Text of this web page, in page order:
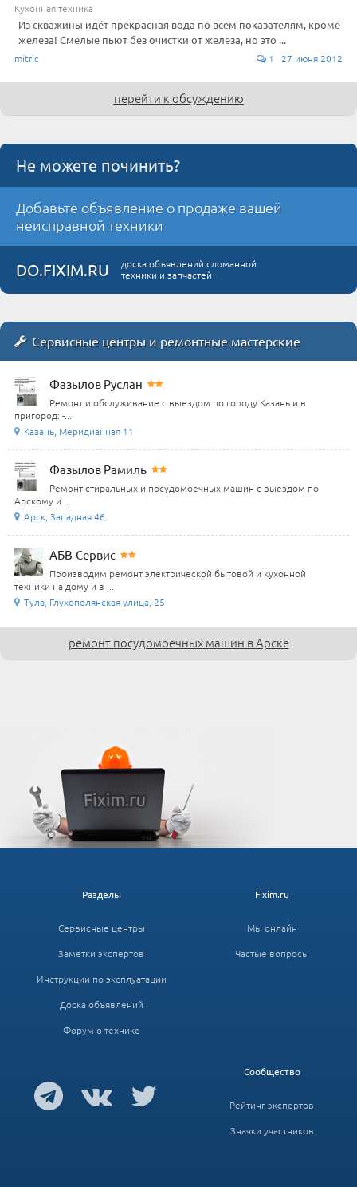
Кухонная техника
Из скважины идёт прекрасная вода по всем показателям, кроме
железа! Смелые пьют без очистки от железа, но это ...
mitric 1 27 июня 2012
перейти к обсуждению
Не можете починить?
Добавьте объявление о продаже вашей
неисправной техники
DO.FIXIM.RU
доска объявлений сломанной
техники и запчастей
Сервисные центры и ремонтные мастерские
Фазылов Руслан
Ремонт и обслуживание с выездом по городу Казань и в
пригород: -...
Казань, Меридианная 11
Фазылов Рамиль
Ремонт стиральных и посудомоечных машин с выездом по
Арскому и ...
Арск, Западная 46
АБВ-Сервис
Производим ремонт электрической бытовой и кухонной
техники на дому и в ...
Тула, Глухополянская улица, 25
ремонт посудомоечных машин в Арске
Fixim.ru
Мы онлайн
Частые вопросы
Разделы
Сервисные центры
Заметки экспертов
Инструкции по эксплуатации
Доска объявлений
Форум о технике
Сообщество
Рейтинг экспертов
Значки участников